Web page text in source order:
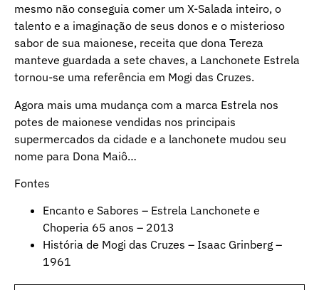
mesmo não conseguia comer um X-Salada inteiro, o
talento e a imaginação de seus donos e o misterioso
sabor de sua maionese, receita que dona Tereza
manteve guardada a sete chaves, a Lanchonete Estrela
tornou-se uma referência em Mogi das Cruzes.
Agora mais uma mudança com a marca Estrela nos
potes de maionese vendidas nos principais
supermercados da cidade e a lanchonete mudou seu
nome para Dona Maiô…
Fontes
Encanto e Sabores – Estrela Lanchonete e
Choperia 65 anos – 2013
História de Mogi das Cruzes – Isaac Grinberg –
1961